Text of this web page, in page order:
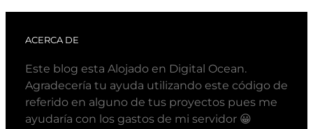
ACERCA DE
Este blog esta Alojado en Digital Ocean.
Agradecería tu ayuda utilizando este código de
referido en alguno de tus proyectos pues me
ayudaría con los gastos de mi servidor 😀